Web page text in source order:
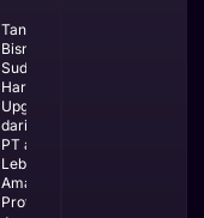
Tanda
Bisnis
Sudah
Harus
Upgrade
dari CV ke
PT agar
Lebih
Aman dan
Profesional